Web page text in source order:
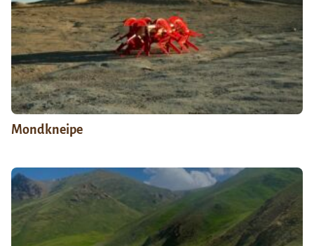
Mondkneipe